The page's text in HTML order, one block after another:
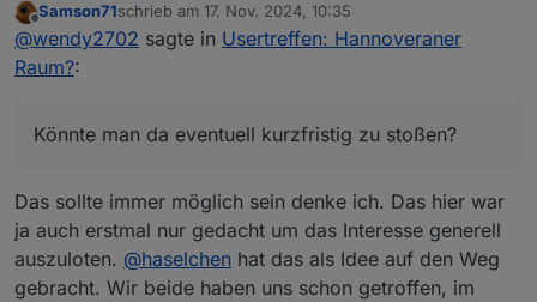
Hannover ist nicht wirklich meine Ecke aber da ich
beruflich viel in Deutschland unterwegs bin könnte
Offline
Samson71schrieb am 17. Nov. 2024, 10:35
zuletzt editiert von
@wendy2702 sagte in Usertreffen: Hannoveraner
Raum?:
Könnte man da eventuell kurzfristig zu stoßen?
Das sollte immer möglich sein denke ich. Das hier war
ja auch erstmal nur gedacht um das Interesse generell
auszuloten. @haselchen hat das als Idee auf den Weg
gebracht. Wir beide haben uns schon getroffen, im